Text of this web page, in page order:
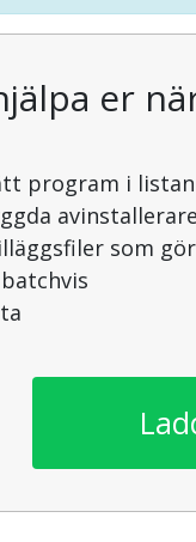
er
program i
som